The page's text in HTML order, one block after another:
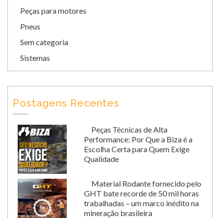
Peças para motores
Pneus
Sem categoria
Sistemas
Postagens Recentes
Peças Técnicas de Alta
Performance: Por Que a Biza é a
Escolha Certa para Quem Exige
Qualidade
Material Rodante fornecido pelo
GHT bate recorde de 50 mil horas
trabalhadas – um marco inédito na
mineração brasileira